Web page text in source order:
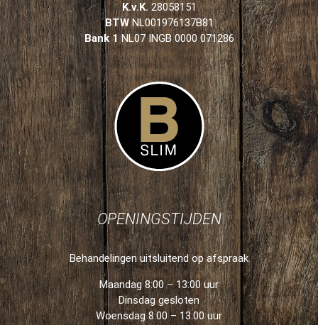
K.v.K.28058151
BTWNL001976137B81
Bank 1NL07 INGB 0000 071286
OPENINGSTIJDEN
Behandelingen uitsluitend op afspraak
Maandag 8:00 – 13:00 uur
Dinsdag gesloten
Woensdag 8:00 – 13:00 uur